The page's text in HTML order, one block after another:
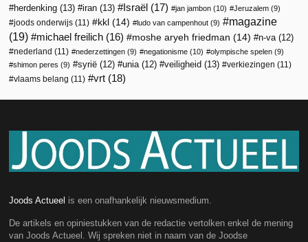
herdenking (13) iran (13) Israël (17) jan jambon (10) Jeruzalem (9)
joods onderwijs (11) kkl (14) ludo van campenhout (9)
magazine
(19)
michael freilich (16) moshe aryeh friedman (14) n-va (12)
nederland (11) nederzettingen (9) negationisme (10) olympische spelen (9)
shimon peres (9) syrië (12) unia (12) veiligheid (13) verkiezingen (11)
vlaams belang (11) vrt (18)
Joods Actueel is een onafhankelijk nieuwsmedium.
De artikels en opiniestukken van de redactie vertolken enkel de mening
van Joods Actueel. Wij spreken niet in naam van de Joodse